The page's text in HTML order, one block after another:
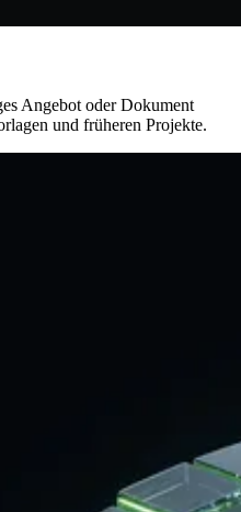
Angebot oder Dokument
und früheren Projekte.